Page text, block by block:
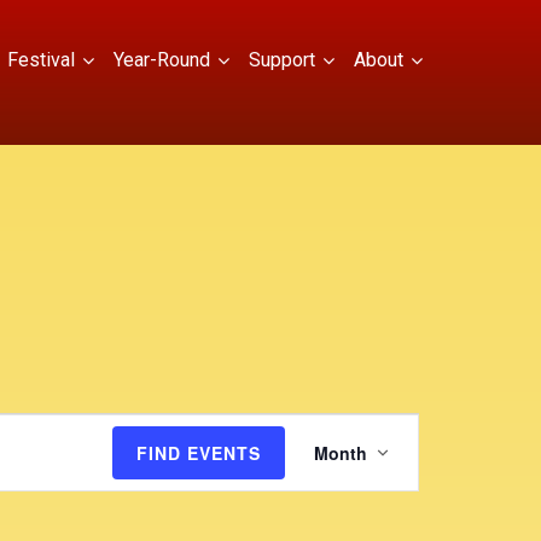
Festival Year-Round Support About
FIND EVENTS v
e
Month